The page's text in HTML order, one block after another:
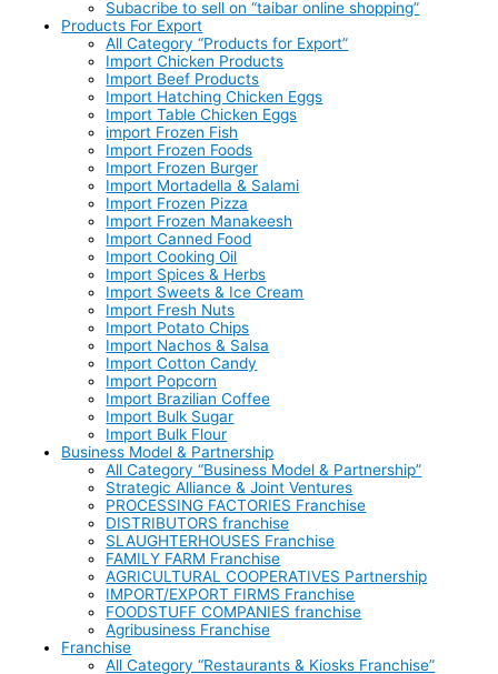
Subacribe to sell on “taibar online shopping”
Products For Export
All Category “Products for Export”
Import Chicken Products
Import Beef Products
Import Hatching Chicken Eggs
Import Table Chicken Eggs
import Frozen Fish
Import Frozen Foods
Import Frozen Burger
Import Mortadella & Salami
Import Frozen Pizza
Import Frozen Manakeesh
Import Canned Food
Import Cooking Oil
Import Spices & Herbs
Import Sweets & Ice Cream
Import Fresh Nuts
Import Potato Chips
Import Nachos & Salsa
Import Cotton Candy
Import Popcorn
Import Brazilian Coffee
Import Bulk Sugar
Import Bulk Flour
Business Model & Partnership
All Category “Business Model & Partnership”
Strategic Alliance & Joint Ventures
PROCESSING FACTORIES Franchise
DISTRIBUTORS franchise
SLAUGHTERHOUSES Franchise
FAMILY FARM Franchise
AGRICULTURAL COOPERATIVES Partnership
IMPORT/EXPORT FIRMS Franchise
FOODSTUFF COMPANIES franchise
Agribusiness Franchise
Franchise
All Category “Restaurants & Kiosks Franchise”